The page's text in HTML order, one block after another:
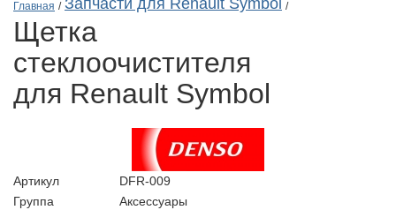
Главная / Запчасти для Renault Symbol /
щетка
стеклоочистителя
для Renault Symbol
Артикул
DFR-009
Группа
Аксессуары